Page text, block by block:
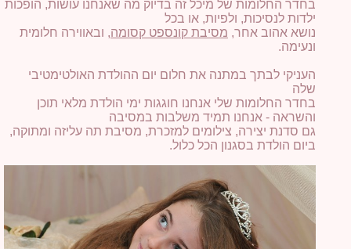
בחדר החלומות של מיכל זה בדיוק מה שאנחנו עושות, הופכות
ילדות לנסיכות, ולפיות, או בכל
נושא אהוב אחר, מסיבת קונספט קסומה, ובאווירה חלומית
ונעימה.
העניקי לבתך במתנה את חלום יום ההולדת האולטימטיבי
שלה
בחדר החלומות שלי אנחנו חוגגות ימי הולדת מלאי תוכן
והשראה - אנחנו תמיד משלבות במסיבה
גם סדנת יצירה, צילומים למזכרת, מסיבת תה עליזה ומתוקה,
ביום הולדת בסגנון הכל כלול.